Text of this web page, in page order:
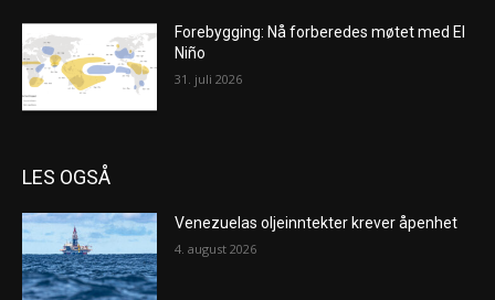
Forebygging: Nå forberedes møtet med El
Niño
31. juli 2026
LES OGSÅ
Venezuelas oljeinntekter krever åpenhet
4. august 2026